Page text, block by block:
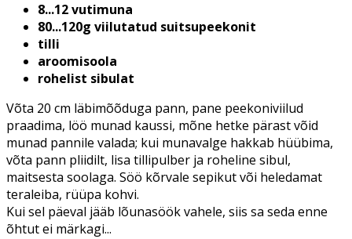
8...12 vutimuna
80...120g viilutatud suitsupeekonit
tilli
aroomisoola
rohelist sibulat
Võta 20 cm läbimõõduga pann, pane peekoniviilud
praadima, löö munad kaussi, mõne hetke pärast võid
munad pannile valada; kui munavalge hakkab hüübima,
võta pann pliidilt, lisa tillipulber ja roheline sibul,
maitsesta soolaga. Söö kõrvale sepikut või heledamat
teraleiba, rüüpa kohvi.
Kui sel päeval jääb lõunasöök vahele, siis sa seda enne
õhtut ei märkagi...